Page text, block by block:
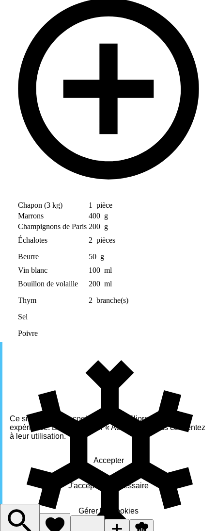
Chapon (3 kg) 1
pièce
Marrons
400 g
Champignons de Paris 200 g
Échalotes
2 pièces
Beurre
50 g
Vin blanc
100 ml
Bouillon de volaille
200 ml
Thym
2 branche(s)
Sel
Poivre
Ce site utilise des cookies pour améliorer votre
expérience. En cliquant sur « Accepter », vous consentez
à leur utilisation.
Accepter
J'accepte le nécessaire
Gérer les cookies